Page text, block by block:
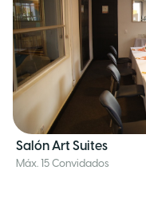
Salón Art Suites
Máx. 15 Convidados